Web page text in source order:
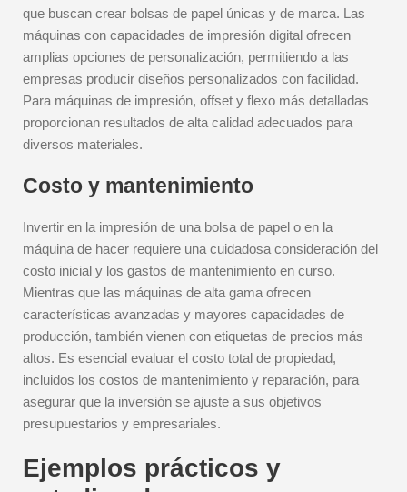
que buscan crear bolsas de papel únicas y de marca. Las
máquinas con capacidades de impresión digital ofrecen
amplias opciones de personalización, permitiendo a las
empresas producir diseños personalizados con facilidad.
Para máquinas de impresión, offset y flexo más detalladas
proporcionan resultados de alta calidad adecuados para
diversos materiales.
Costo y mantenimiento
Invertir en la impresión de una bolsa de papel o en la
máquina de hacer requiere una cuidadosa consideración del
costo inicial y los gastos de mantenimiento en curso.
Mientras que las máquinas de alta gama ofrecen
características avanzadas y mayores capacidades de
producción, también vienen con etiquetas de precios más
altos. Es esencial evaluar el costo total de propiedad,
incluidos los costos de mantenimiento y reparación, para
asegurar que la inversión se ajuste a sus objetivos
presupuestarios y empresariales.
Ejemplos prácticos y